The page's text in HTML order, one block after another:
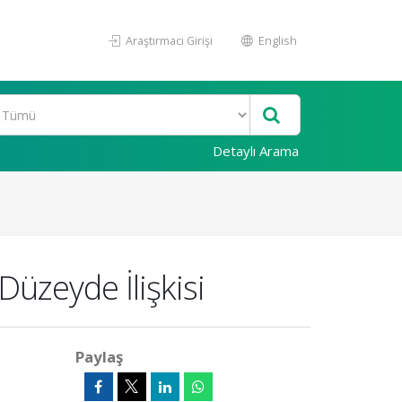
Araştırmacı Girişi English
Detaylı Arama
İlişkisi
Paylaş